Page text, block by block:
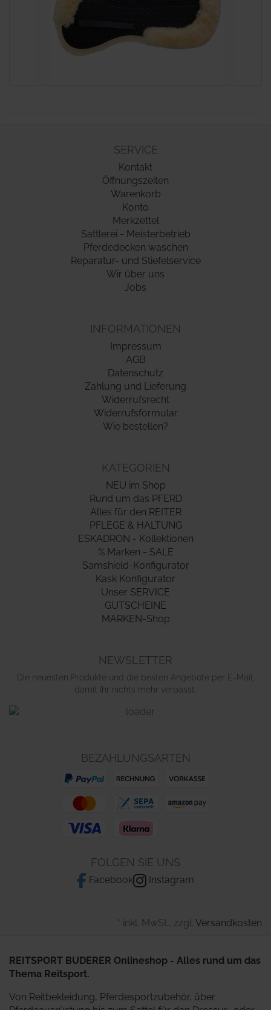
SERVICE
Kontakt
Öffnungszeiten
Warenkorb
Konto
Merkzettel
Sattlerei - Meisterbetrieb
Pferdedecken waschen
Reparatur- und Stiefelservice
Wir über uns
Jobs
INFORMATIONEN
Impressum
AGB
Datenschutz
Zahlung und Lieferung
Widerrufsrecht
Widerrufsformular
Wie bestellen?
KATEGORIEN
NEU im Shop
Rund um das PFERD
Alles für den REITER
PFLEGE & HALTUNG
ESKADRON - Kollektionen
% Marken - SALE
Samshield-Konfigurator
Kask Konfigurator
Unser SERVICE
GUTSCHEINE
MARKEN-Shop
NEWSLETTER
Die neuesten Produkte und die besten Angebote per E-Mail,
damit Ihr nichts mehr verpasst.
BEZAHLUNGSARTEN
FOLGEN SIE UNS
Facebook Instagram
* inkl. MwSt., zzgl. Versandkosten
REITSPORT BUDERER Onlineshop - Alles rund um das
Thema Reitsport.
Von Reitbekleidung, Pferdesportzubehör, über